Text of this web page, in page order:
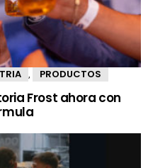
PRODUCTOS
Frost ahora con